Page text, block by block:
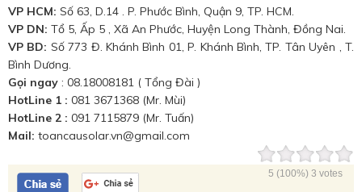
VP HCM: Số 63, D.14 . P. Phước Bình, Quận 9, TP. HCM.
VP DN: Tổ 5, Ấp 5 , Xã An Phước, Huyện Long Thành, Đồng Nai.
VP BD: Số 773 Đ. Khánh Bình 01, P. Khánh Bình, TP. Tân Uyên , T.
Bình Dương.
Gọi ngay : 08.18008181 ( Tổng Đài )
HotLine 1 : 081 3671368 (Mr. Mùi)
HotLine 2 : 091 7115879 (Mr. Tuấn)
Mail: toancausolar.vn@gmail.com
5 (100%) 3 votes